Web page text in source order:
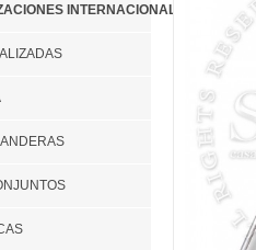
INTERNACIONALES